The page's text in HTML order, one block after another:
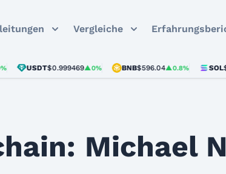
Vergleiche
USDT$0.999469▲0% BNB$596.04▲0.8% SOL$75.41
Michael